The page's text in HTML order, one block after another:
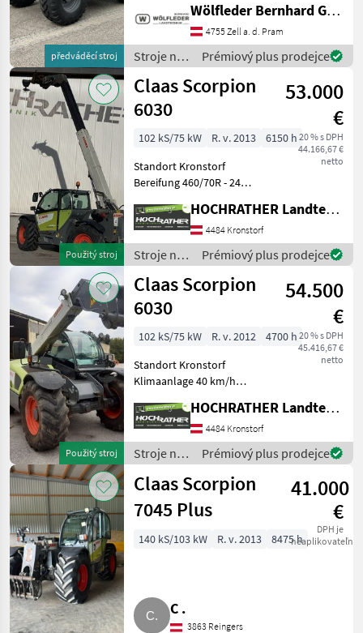
předváděcí stroj
Zweiteiliger, hydraulisch
ausfahrbarer Teleskoparm -
Hub- und Teleskopzylinder
mit Endlag
Wölfleder Bernhard GmbH
4755 Zell a. d. Pram
Stroje na
stavbu /
Claas
Prémiový plus prodejce
Použitý stroj
Claas Scorpion
6030
53.000
€
20 % s DPH
44.166,67 €
netto
102 kS/75 kW R. v. 2013
6150 h
Standort Kronstorf
Bereifung 460/70R - 24
Fahrstufen 40 km/h
Endgeschwindigkeit
Kipperanschluss hinten
hydr. Ballengabel
Klimaanla
HOCHRATHER Landtechnik GmbH
4484 Kronstorf
Stroje na
stavbu /
Claas
Prémiový plus prodejce
Použitý stroj
Claas Scorpion
6030
54.500
€
20 % s DPH
45.416,67 €
netto
102 kS/75 kW R. v. 2012
4700 h
Standort Kronstorf
Klimaanlage 40 km/h
luftgefederter Fahrersitz
hydr. Anschluss hinten
Anhängevorrichtung hinten
hydr. Werkzeugverriegelu
HOCHRATHER Landtechnik GmbH
4484 Kronstorf
Stroje na
stavbu /
Claas
Prémiový plus prodejce
Claas Scorpion
7045 Plus
41.000
€
DPH je
neaplikovateľné
140 kS/103 kW R. v. 2013 8475 h
C .
3863 Reingers